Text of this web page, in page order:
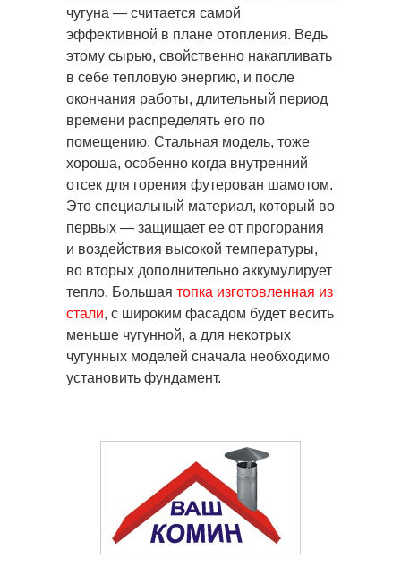
чугуна — считается самой
эффективной в плане отопления. Ведь
этому сырью, свойственно накапливать
в себе тепловую энергию, и после
окончания работы, длительный период
времени распределять его по
помещению. Стальная модель, тоже
хороша, особенно когда внутренний
отсек для горения футерован шамотом.
Это специальный материал, который во
первых — защищает ее от прогорания
и воздействия высокой температуры,
во вторых дополнительно аккумулирует
тепло. Большая топка изготовленная из
стали, с широким фасадом будет весить
меньше чугунной, а для некотрых
чугунных моделей сначала необходимо
установить фундамент.